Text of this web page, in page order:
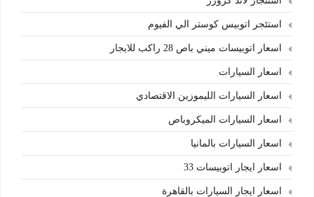
استئجر اتوبيس كوستر الي الفيوم
اسعار اتوبيسات ميني باص 28 راكب للايجار
اسعار السيارات
اسعار السيارات الليموزين الاقتصادي
اسعار السيارات الميكروباص
اسعار السيارات بالمانيا
اسعار ايجار اتوبيسات 33
اسعار ايجار السيارات بالقاهرة